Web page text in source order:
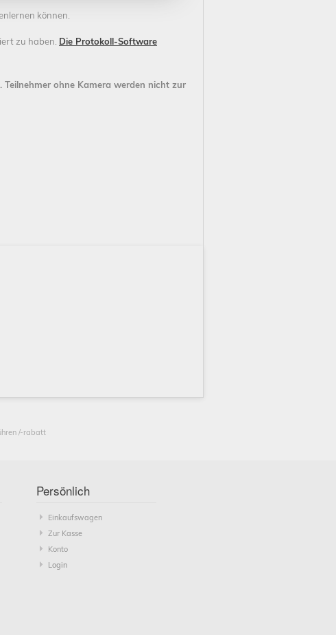
können.
zu haben. Die Protokoll-Software
ohne Kamera werden nicht zur
/-rabatt
Persönlich
Einkaufswagen
Zur Kasse
Konto
Login